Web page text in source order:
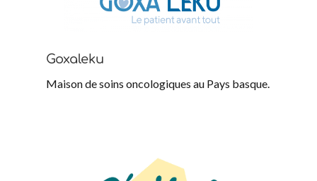
Goxaleku
Maison de soins oncologiques au Pays basque.